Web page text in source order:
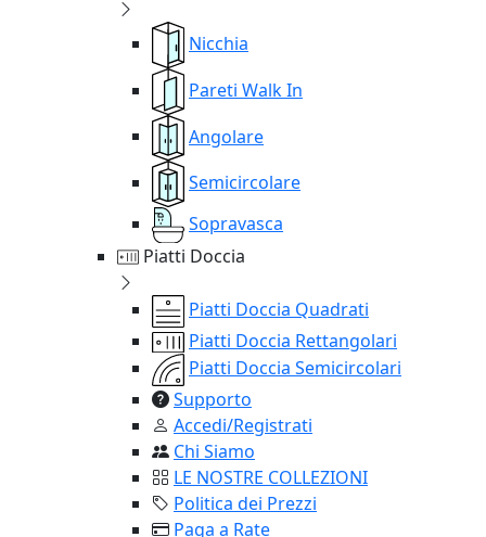
Nicchia
Pareti Walk In
Angolare
Semicircolare
Sopravasca
Piatti Doccia
Piatti Doccia Quadrati
Piatti Doccia Rettangolari
Piatti Doccia Semicircolari
Supporto
Accedi/Registrati
Chi Siamo
LE NOSTRE COLLEZIONI
Politica dei Prezzi
Paga a Rate